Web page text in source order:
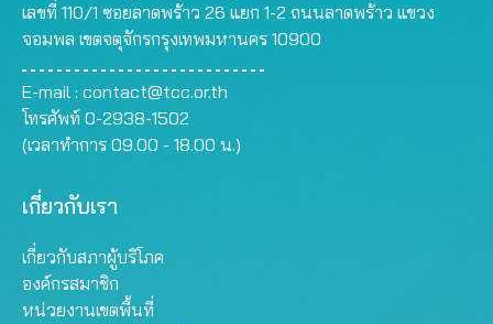
เลขที่ 110/1 ซอยลาดพร้าว 26 แยก 1-2 ถนนลาดพร้าว แขวง
จอมพล เขตจตุจักรกรุงเทพมหานคร 10900
E-mail : contact@tcc.or.th
โทรศัพท์ 0-2938-1502
(เวลาทำการ 09.00 - 18.00 น.)
เกี่ยวกับเรา
เกี่ยวกับสภาผู้บริโภค
องค์กรสมาชิก
หน่วยงานเขตพื้นที่